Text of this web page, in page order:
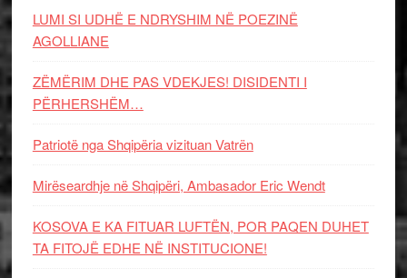
LUMI SI UDHË E NDRYSHIM NË POEZINË
AGOLLIANE
ZËMËRIM DHE PAS VDEKJES! DISIDENTI I
PËRHERSHËM…
Patriotë nga Shqipëria vizituan Vatrën
Mirëseardhje në Shqipëri, Ambasador Eric Wendt
KOSOVA E KA FITUAR LUFTËN, POR PAQEN DUHET
TA FITOJË EDHE NË INSTITUCIONE!